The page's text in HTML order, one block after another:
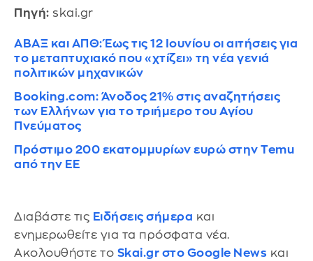
Πηγή: skai.gr
ΑΒΑΞ και ΑΠΘ: Έως τις 12 Ιουνίου οι αιτήσεις για
το μεταπτυχιακό που «χτίζει» τη νέα γενιά
πολιτικών μηχανικών
Booking.com: Άνοδος 21% στις αναζητήσεις
των Ελλήνων για το τριήμερο του Αγίου
Πνεύματος
Πρόστιμο 200 εκατομμυρίων ευρώ στην Temu
από την ΕΕ
Διαβάστε τις Ειδήσεις σήμερα και
ενημερωθείτε για τα πρόσφατα νέα.
Ακολουθήστε το Skai.gr στο Google News και